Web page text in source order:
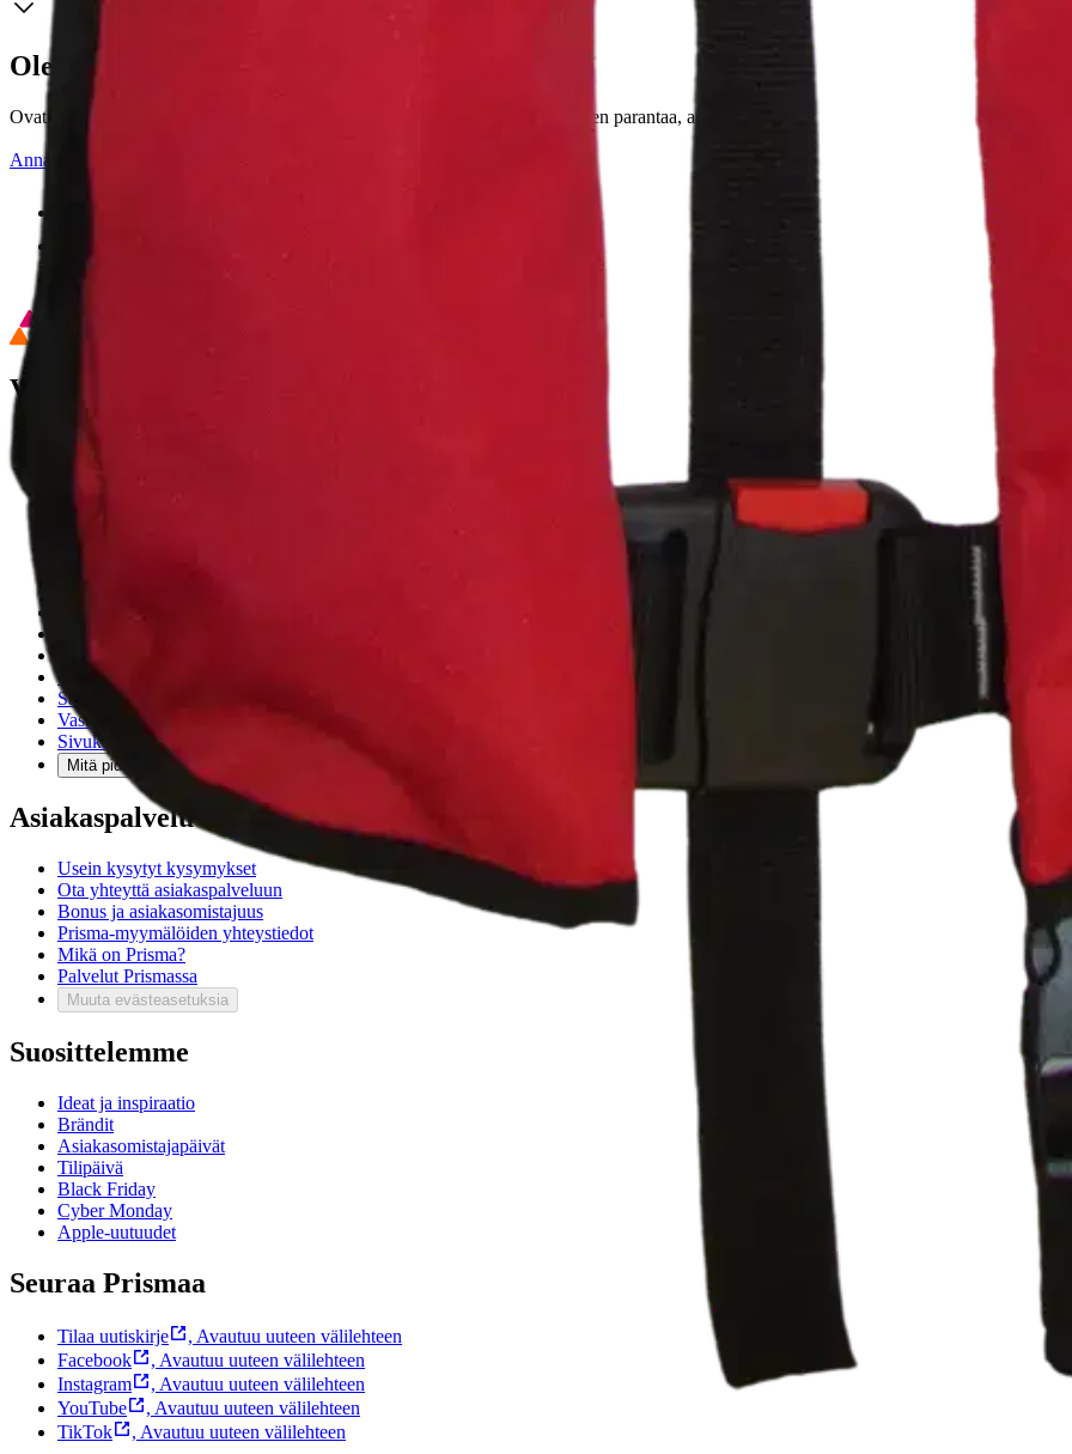
Oletko tyytyväinen tuotetietoihin?
Ovatko tuotetiedot riittävät? Jos tuotetiedoissa on puutteita tai niitä voisi muuten parantaa, anna palautetta.
Anna palautetta
Verkkokauppa
Ohjeet
Palautukset
Reklamaatio
Käyttöehdot
Tietosuojakäytäntö
Saavutettavuus
Vastuullisuus
Sivukartta
Mitä pidät Prisma.fi-verkkokaupasta?
Asiakaspalvelu
Usein kysytyt kysymykset
Ota yhteyttä asiakaspalveluun
Bonus ja asiakasomistajuus
Prisma-myymälöiden yhteystiedot
Mikä on Prisma?
Palvelut Prismassa
Muuta evästeasetuksia
Suosittelemme
Ideat ja inspiraatio
Brändit
Asiakasomistajapäivät
Tilipäivä
Black Friday
Cyber Monday
Apple-uutuudet
Seuraa Prismaa
Tilaa uutiskirje , Avautuu uuteen välilehteen
Facebook
, Avautuu uuteen välilehteen
Instagram
, Avautuu uuteen välilehteen
YouTube
, Avautuu uuteen välilehteen
TikTok
, Avautuu uuteen välilehteen